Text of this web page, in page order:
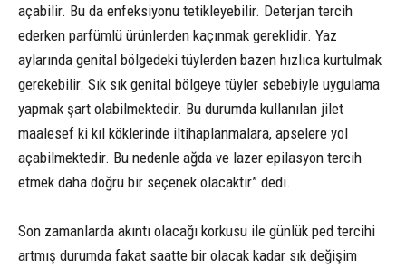
açabilir. Bu da enfeksiyonu tetikleyebilir. Deterjan tercih
ederken parfümlü ürünlerden kaçınmak gereklidir. Yaz
aylarında genital bölgedeki tüylerden bazen hızlıca kurtulmak
gerekebilir. Sık sık genital bölgeye tüyler sebebiyle uygulama
yapmak şart olabilmektedir. Bu durumda kullanılan jilet
maalesef ki kıl köklerinde iltihaplanmalara, apselere yol
açabilmektedir. Bu nedenle ağda ve lazer epilasyon tercih
etmek daha doğru bir seçenek olacaktır” dedi.
Son zamanlarda akıntı olacağı korkusu ile günlük ped tercihi
artmış durumda fakat saatte bir olacak kadar sık değişim